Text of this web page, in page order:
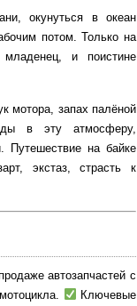
окунуться в океан
потом. Только на
и поистине
мотора, запах палёной
в эту атмосферу,
Путешествие на байке
экстаз, страсть к
автозапчастей с
Ключевые